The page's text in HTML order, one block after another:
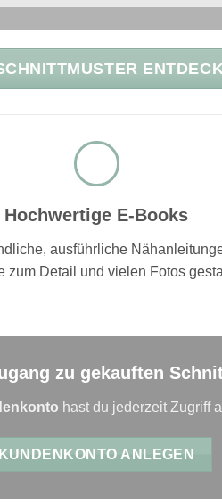
Hochwertige E-Books
ausführliche
zum Detail und vielen Fotos
zu gekauften
hast du jederzeit Zugriff
KUNDENKONTO ANLEGEN